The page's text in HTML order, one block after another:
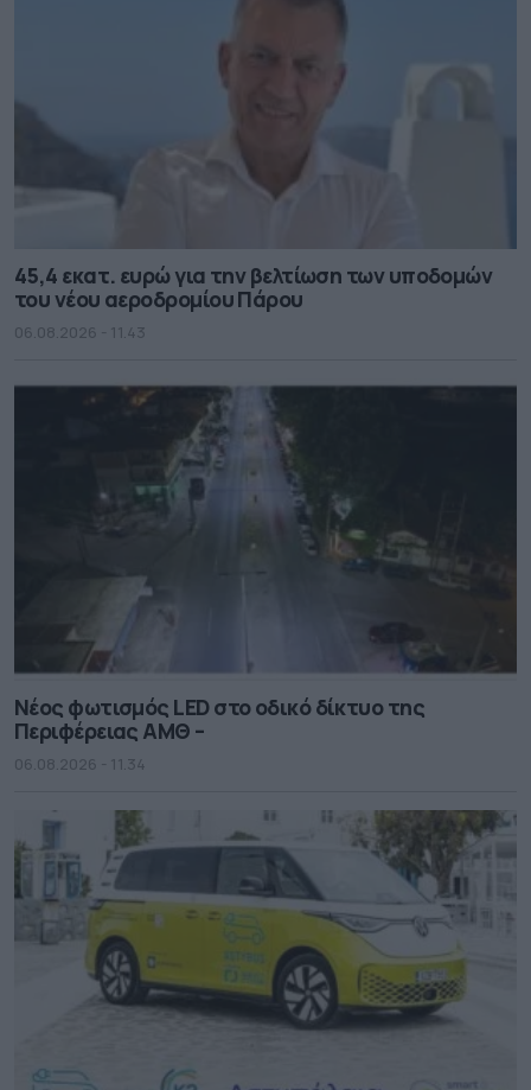
45,4 εκατ. ευρώ για την βελτίωση των υποδομών
του νέου αεροδρομίου Πάρου
06.08.2026 - 11.43
Νέος φωτισμός LED στο οδικό δίκτυο της
Περιφέρειας ΑΜΘ –
06.08.2026 - 11.34